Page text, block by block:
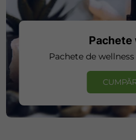
Pachete
Pachete de wellness